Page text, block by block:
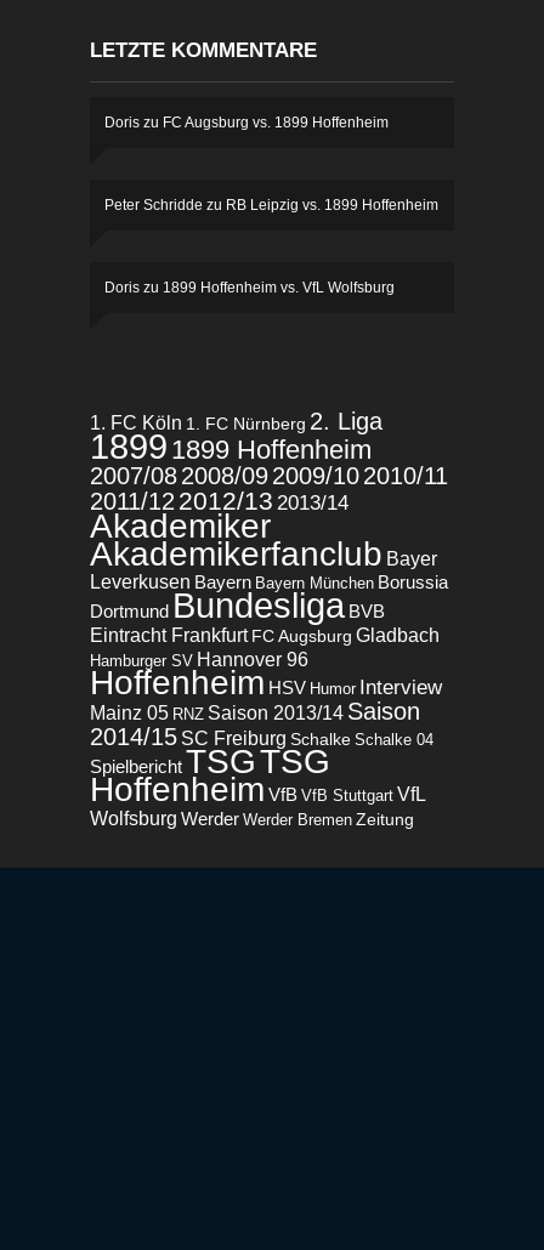
LETZTE KOMMENTARE
Doris zu FC Augsburg vs. 1899 Hoffenheim
Peter Schridde zu RB Leipzig vs. 1899 Hoffenheim
Doris zu 1899 Hoffenheim vs. VfL Wolfsburg
1. FC Köln 1. FC Nürnberg 2. Liga
1899 1899 Hoffenheim
2007/082008/092009/102010/11
2011/12 2012/13 2013/14
Akademiker
Akademikerfanclub Bayer
Leverkusen Bayern Bayern München Borussia
Dortmund Bundesliga BVB
Eintracht Frankfurt FC Augsburg Gladbach
Hamburger SV Hannover 96
Hoffenheim HSV Humor Interview
Mainz 05 RNZ Saison 2013/14 Saison
2014/15 SC Freiburg Schalke Schalke 04
SpielberichtTSGTSG
Hoffenheim VfB VfB Stuttgart VfL
Wolfsburg Werder Werder Bremen Zeitung